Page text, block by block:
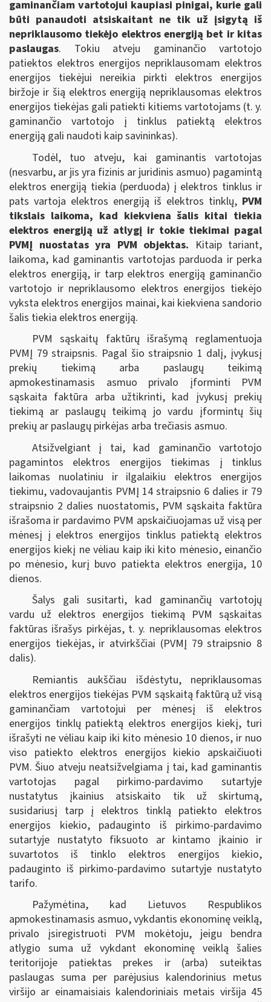
gaminančiam vartotojui kaupiasi pinigai, kurie gali
būti panaudoti atsiskaitant ne tik už įsigytą iš
nepriklausomo tiekėjo elektros energiją bet ir kitas
paslaugas. Tokiu atveju gaminančio vartotojo
patiektos elektros energijos nepriklausomam elektros
energijos tiekėjui nereikia pirkti elektros energijos
biržoje ir šią elektros energiją nepriklausomas elektros
energijos tiekėjas gali patiekti kitiems vartotojams (t. y.
gaminančio vartotojo į tinklus patiektą elektros
energiją gali naudoti kaip savininkas).
Todėl, tuo atveju, kai gaminantis vartotojas
(nesvarbu, ar jis yra fizinis ar juridinis asmuo) pagamintą
elektros energiją tiekia (perduoda) į elektros tinklus ir
pats vartoja elektros energiją iš elektros tinklų, PVM
tikslais laikoma, kad kiekviena šalis kitai tiekia
elektros energiją už atlygį ir tokie tiekimai pagal
PVMĮ nuostatas yra PVM objektas. Kitaip tariant,
laikoma, kad gaminantis vartotojas parduoda ir perka
elektros energiją, ir tarp elektros energiją gaminančio
vartotojo ir nepriklausomo elektros energijos tiekėjo
vyksta elektros energijos mainai, kai kiekviena sandorio
šalis tiekia elektros energiją.
PVM sąskaitų faktūrų išrašymą reglamentuoja
PVMĮ 79 straipsnis. Pagal šio straipsnio 1 dalį, įvykusį
prekių tiekimą arba paslaugų teikimą
apmokestinamasis asmuo privalo įforminti PVM
sąskaita faktūra arba užtikrinti, kad įvykusį prekių
tiekimą ar paslaugų teikimą jo vardu įformintų šių
prekių ar paslaugų pirkėjas arba trečiasis asmuo.
Atsižvelgiant į tai, kad gaminančio vartotojo
pagamintos elektros energijos tiekimas į tinklus
laikomas nuolatiniu ir ilgalaikiu elektros energijos
tiekimu, vadovaujantis PVMĮ 14 straipsnio 6 dalies ir 79
straipsnio 2 dalies nuostatomis, PVM sąskaita faktūra
išrašoma ir pardavimo PVM apskaičiuojamas už visą per
mėnesį į elektros energijos tinklus patiektą elektros
energijos kiekį ne vėliau kaip iki kito mėnesio, einančio
po mėnesio, kurį buvo patiekta elektros energija, 10
dienos.
Šalys gali susitarti, kad gaminančių vartotojų
vardu už elektros energijos tiekimą PVM sąskaitas
faktūras išrašys pirkėjas, t. y. nepriklausomas elektros
energijos tiekėjas, ir atvirkščiai (PVMĮ 79 straipsnio 8
dalis).
Remiantis aukščiau išdėstytu, nepriklausomas
elektros energijos tiekėjas PVM sąskaitą faktūrą už visą
gaminančiam vartotojui per mėnesį iš elektros
energijos tinklų patiektą elektros energijos kiekį, turi
išrašyti ne vėliau kaip iki kito mėnesio 10 dienos, ir nuo
viso patiekto elektros energijos kiekio apskaičiuoti
PVM. Šiuo atveju neatsižvelgiama į tai, kad gaminantis
vartotojas pagal pirkimo-pardavimo sutartyje
nustatytus įkainius atsiskaito tik už skirtumą,
susidariusį tarp į elektros tinklą patiekto elektros
energijos kiekio, padauginto iš pirkimo-pardavimo
sutartyje nustatyto fiksuoto ar kintamo įkainio ir
suvartotos iš tinklo elektros energijos kiekio,
padauginto iš pirkimo-pardavimo sutartyje nustatyto
tarifo.
Pažymėtina, kad Lietuvos Respublikos
apmokestinamasis asmuo, vykdantis ekonominę veiklą,
privalo įsiregistruoti PVM mokėtoju, jeigu bendra
atlygio suma už vykdant ekonominę veiklą šalies
teritorijoje patiektas prekes ir (arba) suteiktas
paslaugas suma per parėjusius kalendorinius metus
viršijo ar einamaisiais kalendoriniais metais viršija 45